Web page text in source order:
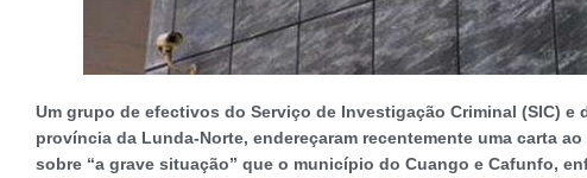
Um grupo de efectivos do Serviço de Investigação Criminal (SIC)
província da Lunda-Norte, endereçaram recentemente uma carta
sobre “a grave situação” que o município do Cuango e Cafunfo,